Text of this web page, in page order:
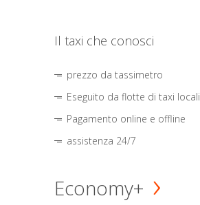
Il taxi che conosci
prezzo da tassimetro
Eseguito da flotte di taxi locali
Pagamento online e offline
assistenza 24/7
Economy+